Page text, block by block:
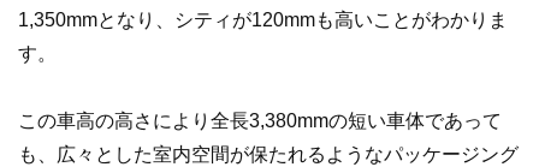
1,350mmとなり、シティが120mmも高いことがわかりま
す。
この車高の高さにより全長3,380mmの短い車体であって
も、広々とした室内空間が保たれるようなパッケージング